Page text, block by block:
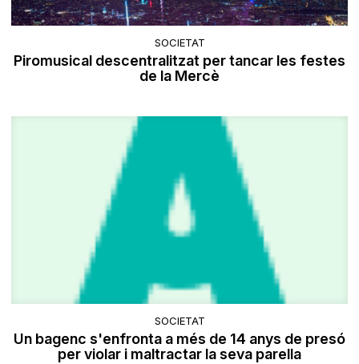
SOCIETAT
Piromusical descentralitzat per tancar les festes
de la Mercè
SOCIETAT
Un bagenc s'enfronta a més de 14 anys de presó
per violar i maltractar la seva parella